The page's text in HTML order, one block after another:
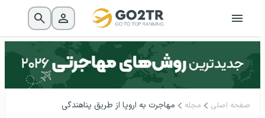
صفحه اصلی مجله مهاجرت به اروپا از طریق پناهندگی